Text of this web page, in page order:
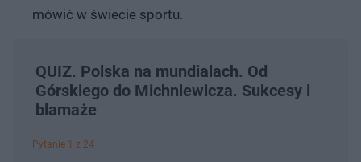
mówić w świecie sportu.
QUIZ. Polska na mundialach. Od
Górskiego do Michniewicza. Sukcesy i
blamaże
Pytanie 1 z 24